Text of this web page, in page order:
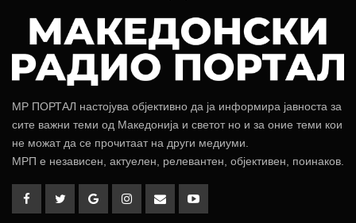
МР ПОРТАЛ настојува објективно да ја информира јавноста за
сите важни теми од Македонија и светот но и за оние теми кои
не можат да се прочитаат на други медиуми.
МРП е независен, актуелен, релевантен, објективен, поинаков.